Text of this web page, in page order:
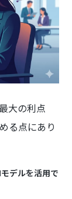
大の利点
る点にあり
デルを活用で